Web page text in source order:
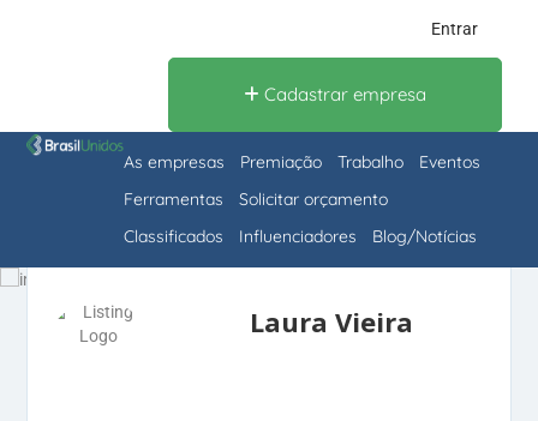
Entrar
Cadastrar empresa
As empresas Premiação Trabalho
Eventos
Ferramentas
Solicitar orçamento
Classificados
Influenciadores Blog/Notícias
Laura Vieira